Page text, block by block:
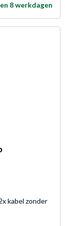
8 werkdagen
kabel zonder